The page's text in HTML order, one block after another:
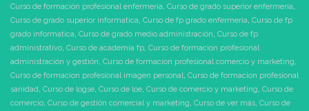
Curso de formación profesional enfermeria, Curso de grado superior enfermeria,
Curso de grado superior informatica, Curso de fp grado enfermeria, Curso de fp
grado informatica, Curso de grado medio administración, Curso de fp
administrativo, Curso de academia fp, Curso de formacion profesional
administración y gestión, Curso de formacion profesional comercio y marketing,
Curso de formacion profesional imagen personal, Curso de formacion profesional
sanidad, Curso de logse, Curso de loe, Curso de comercio y marketing, Curso de
comercio, Curso de gestión comercial y marketing, Curso de ver más, Curso de